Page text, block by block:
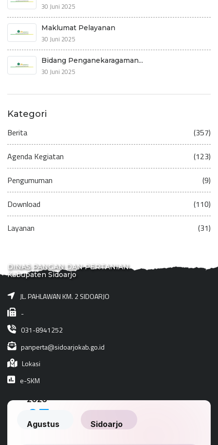
30 Juni 2025
Maklumat Pelayanan
30 Juni 2025
Bidang Penganekaragaman...
30 Juni 2025
Kategori
Berita (357)
Agenda Kegiatan (123)
Pengumuman (9)
Download (110)
Layanan (31)
DINAS PANGAN DAN PERTANIAN
Kabupaten Sidoarjo
JL. PAHLAWAN KM. 2 SIDOARJO
-
031-8941252
panperta@sidoarjokab.go.id
Lokasi
e-SKM